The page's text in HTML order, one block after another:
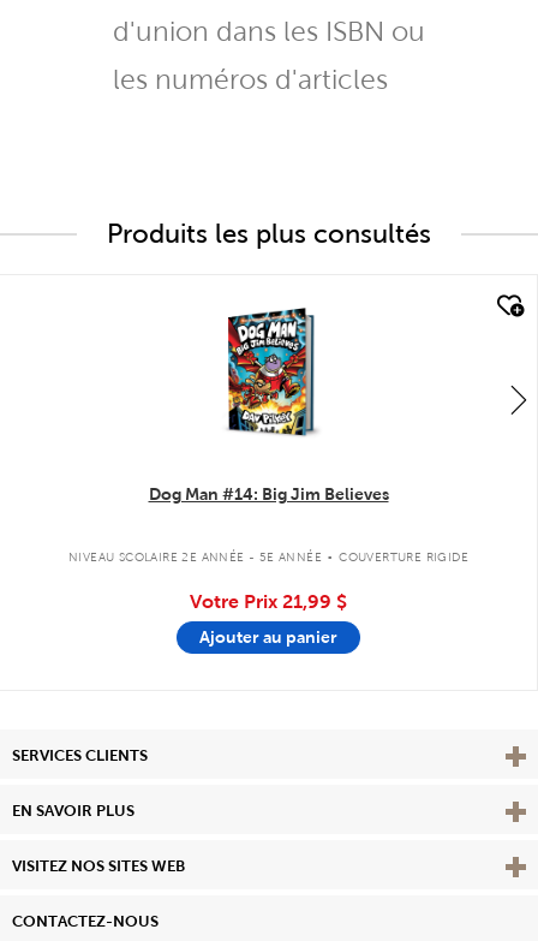
d'union dans les ISBN ou
les numéros d'articles
Produits les plus consultés
Dog Man #14: Big Jim Believes
NIVEAU SCOLAIRE 2E ANNÉE - 5E ANNÉE . COUVERTURE RIGIDE
Votre Prix 21,99 $
Ajouter au panier
SERVICES CLIENTS
EN SAVOIR PLUS View
VISITEZ NOS SITES WEB
CONTACTEZ-NOUS